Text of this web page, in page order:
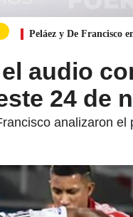
Peláez y De Francisco
audio
24 de
analizaron